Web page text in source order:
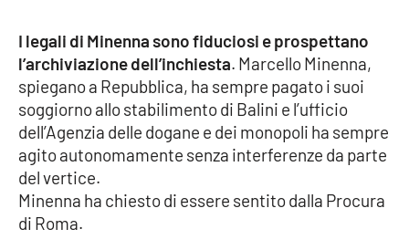
LaC OnAir
EDIZIONI
LOCALI
Catanzaro
Crotone
I legali di Minenna sono fiduciosi e prospettano
l’archiviazione dell’inchiesta. Marcello Minenna,
spiegano a Repubblica, ha sempre pagato i suoi
soggiorno allo stabilimento di Balini e l’ufficio
dell’Agenzia delle dogane e dei monopoli ha sempre
agito autonomamente senza interferenze da parte
del vertice.
Minenna ha chiesto di essere sentito dalla Procura
di Roma.